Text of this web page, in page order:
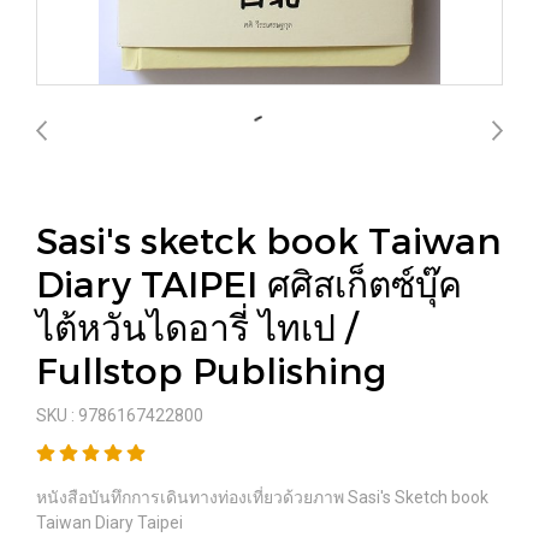
Sasi's sketck book Taiwan
Diary TAIPEI ศศิสเก็ตซ์บุ๊ค
ไต้หวันไดอารี่ ไทเป /
Fullstop Publishing
SKU : 9786167422800
หนังสือบันทึกการเดินทางท่องเที่ยวด้วยภาพ Sasi's Sketch book
Taiwan Diary Taipei